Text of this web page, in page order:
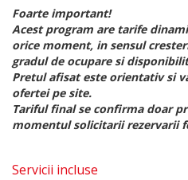
Foarte important!
Acest program are tarife
orice moment, in sensul
gradul de ocupare si
Pretul afisat este orientativ si
ofertei pe site.
Tariful final se confirma doar
momentul solicitarii rezervarii
Servicii incluse